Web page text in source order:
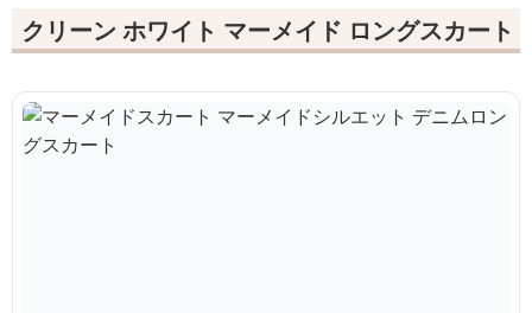
クリーン ホワイト マーメイド ロングスカート